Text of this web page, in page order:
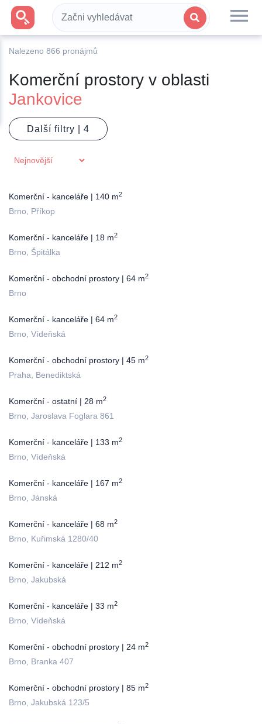
Nalezeno 866 pronájmů
Komerční prostory v oblasti
Jankovice
Další filtry |
Komerční - kanceláře | 140 m2
Brno, Příkop
Komerční - kanceláře | 18 m2
Brno, Špitálka
Komerční - obchodní prostory | 64 m2
Brno
Komerční - kanceláře | 64 m2
Brno, Vídeňská
Komerční - obchodní prostory | 45 m2
Praha, Benediktská
Komerční - ostatní | 28 m2
Brno, Jaroslava Foglara 861
Komerční - kanceláře | 133 m2
Brno, Vídeňská
Komerční - kanceláře | 167 m2
Brno, Jánská
Komerční - kanceláře | 68 m2
Brno, Kuřimská 1280/40
Komerční - kanceláře | 212 m2
Brno, Jakubská
Komerční - kanceláře | 33 m2
Brno, Vídeňská
Komerční - obchodní prostory | 24 m2
Brno, Branka 407
Komerční - obchodní prostory | 85 m2
Brno, Jakubská 123/5